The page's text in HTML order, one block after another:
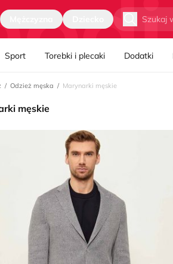
Wyszukaj
Sport Torebki i plecaki Dodatki
Odzież męska Marynarki męskie
męskie